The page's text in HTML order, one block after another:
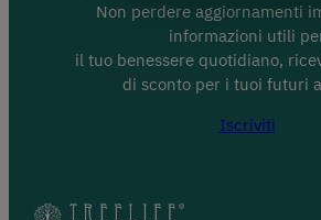
Non perdere aggiornamenti
informazioni utili
il tuo benessere quotidiano,
di sconto per i tuoi futuri
Iscriviti